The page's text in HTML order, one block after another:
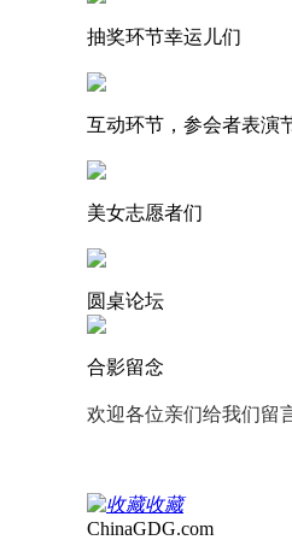
抽奖环节幸运儿们
互动环节，参会者表演
美女志愿者们
圆桌论坛
合影留念
欢迎各位亲们给我们留
收藏
ChinaGDG.com